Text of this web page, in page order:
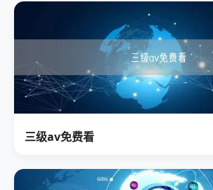
三级av免费看